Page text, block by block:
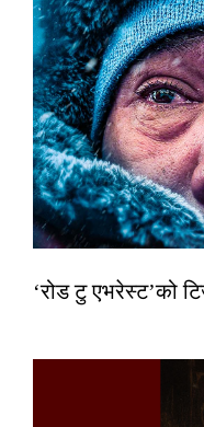
‘रोड टु एभरेस्ट’को